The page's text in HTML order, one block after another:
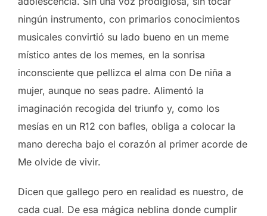
ningún instrumento, con primarios conocimientos
musicales convirtió su lado bueno en un meme
místico antes de los memes, en la sonrisa
inconsciente que pellizca el alma con De niña a
mujer, aunque no seas padre. Alimentó la
imaginación recogida del triunfo y, como los
mesías en un R12 con bafles, obliga a colocar la
mano derecha bajo el corazón al primer acorde de
Me olvide de vivir.
Dicen que gallego pero en realidad es nuestro, de
cada cual. De esa mágica neblina donde cumplir